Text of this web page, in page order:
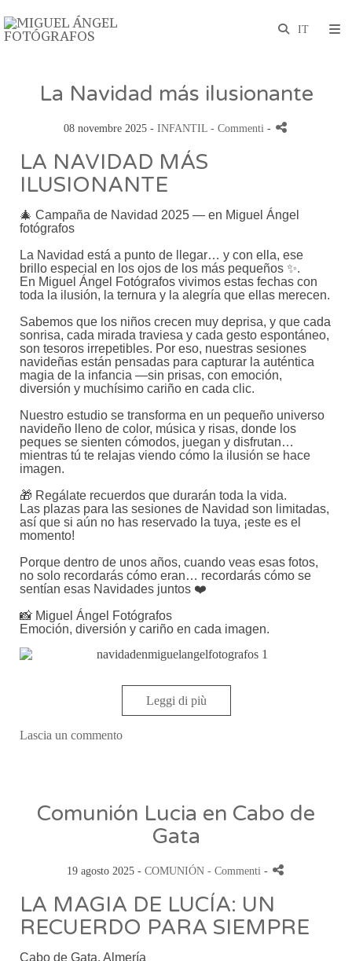
La Navidad más ilusionante
08 novembre 2025 - INFANTIL - Commenti -
LA NAVIDAD MÁS
ILUSIONANTE
🎄 Campaña de Navidad 2025 — en Miguel Ángel
fotógrafos
La Navidad está a punto de llegar… y con ella, ese
brillo especial en los ojos de los más pequeños ✨.
En Miguel Ángel Fotógrafos vivimos estas fechas con
toda la ilusión, la ternura y la alegría que ellas merecen.
Sabemos que los niños crecen muy deprisa, y que cada
sonrisa, cada mirada traviesa y cada gesto espontáneo,
son tesoros irrepetibles. Por eso, nuestras sesiones
navideñas están pensadas para capturar la auténtica
magia de la infancia —sin prisas, con emoción,
diversión y muchísimo cariño en cada clic.
Nuestro estudio se transforma en un pequeño universo
navideño lleno de color, música y risas, donde los
peques se sienten cómodos, juegan y disfrutan…
mientras tú te relajas viendo cómo la ilusión se hace
imagen.
🎁 Regálate recuerdos que durarán toda la vida.
Las plazas para las sesiones de Navidad son limitadas,
así que si aún no has reservado la tuya, ¡este es el
momento!
Porque dentro de unos años, cuando veas esas fotos,
no solo recordarás cómo eran… recordarás cómo se
sentían esas Navidades juntos ❤️
📸 Miguel Ángel Fotógrafos
Emoción, diversión y cariño en cada imagen.
Leggi di più
Lascia un commento
Comunión Lucia en Cabo de
Gata
19 agosto 2025 - COMUNIÓN - Commenti -
LA MAGIA DE LUCÍA: UN
RECUERDO PARA SIEMPRE
Cabo de Gata, Almería